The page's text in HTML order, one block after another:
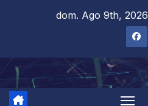
dom. Ago 9th, 2026